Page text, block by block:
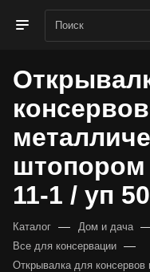
консервов
штопором
11-1 / уп
Каталог — Дом и дача
Все для консервации —
Открывалка для